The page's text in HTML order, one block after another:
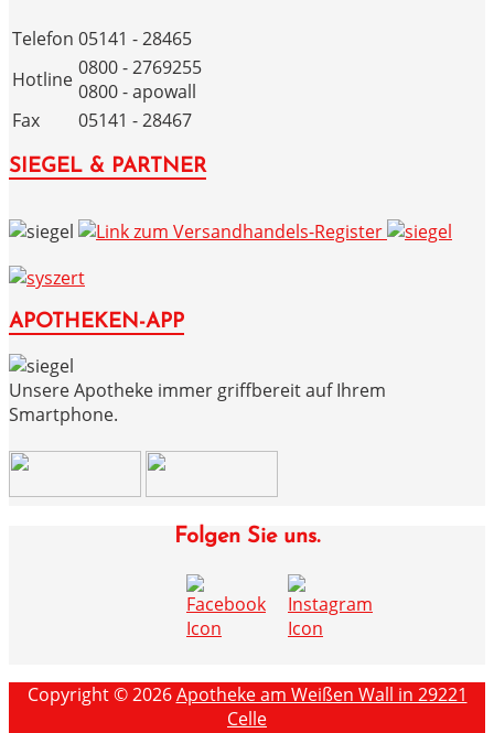
Telefon 05141 - 28465
Hotline 0800 - 2769255
0800 - apowall
Fax
05141 - 28467
SIEGEL & PARTNER
APOTHEKEN-APP
Unsere Apotheke immer griffbereit auf Ihrem
Smartphone.
Folgen Sie uns.
Copyright © 2026Apotheke am Weißen Wall in 29221
Celle